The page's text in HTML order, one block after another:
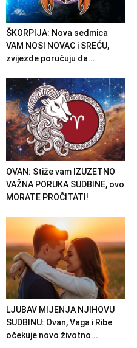
ŠKORPIJA: Nova sedmica
VAM NOSI NOVAC i SREĆU,
zvijezde poručuju da...
OVAN: Stiže vam IZUZETNO
VAŽNA PORUKA SUDBINE, ovo
MORATE PROČITATI!
LJUBAV MIJENJA NJIHOVU
SUDBINU: Ovan, Vaga i Ribe
očekuje novo životno...